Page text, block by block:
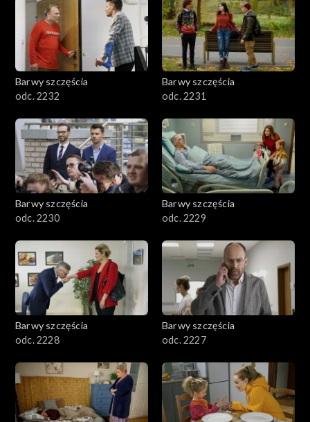
Barwy szczęścia
odc. 2232
Barwy szczęścia
odc. 2231
Barwy szczęścia
odc. 2230
Barwy szczęścia
odc. 2229
Barwy szczęścia
odc. 2228
Barwy szczęścia
odc. 2227